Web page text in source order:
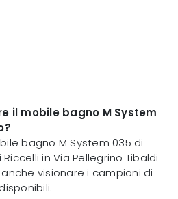
il mobile bagno M System
bagno M System 035 di
in Via Pellegrino Tibaldi
anche visionare i campioni di